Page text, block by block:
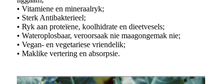
• Vitamiene en mineraalryk;
• Sterk Antibakterieel;
• Ryk aan proteïene, koolhidrate en dieetvesels;
• Wateroplosbaar, veroorsaak nie maagongemak nie;
• Vegan- en vegetariese vriendelik;
• Maklike vertering en absorpsie.